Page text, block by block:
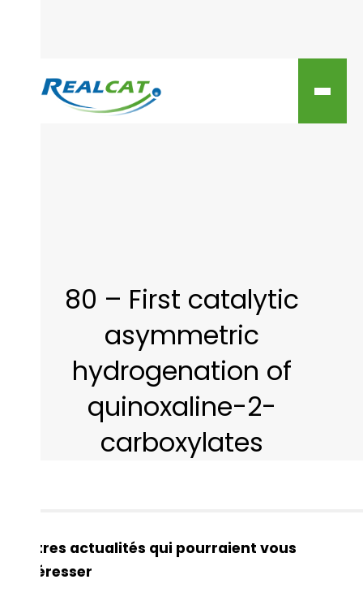
80 – First catalytic
asymmetric
hydrogenation of
quinoxaline-2-
carboxylates
Autres actualités qui pourraient vous
intéresser